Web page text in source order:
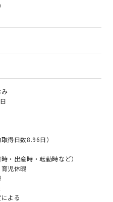
得日数8.96日）
・出産時・転勤時など）
児休暇
よる